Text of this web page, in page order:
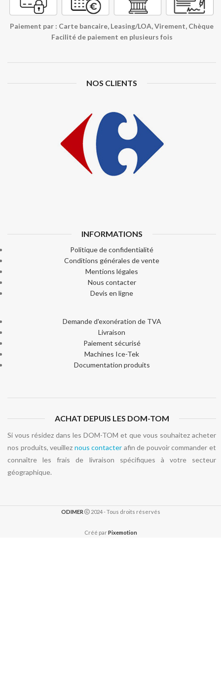
Paiement par : Carte bancaire, Leasing/LOA, Virement, Chèque
Facilité de paiement en plusieurs fois
NOS CLIENTS
INFORMATIONS
Politique de confidentialité
Conditions générales de vente
Mentions légales
Nous contacter
Devis en ligne
Demande d'exonération de TVA
Livraison
Paiement sécurisé
Machines Ice-Tek
Documentation produits
ACHAT DEPUIS LES DOM-TOM
Si vous résidez dans les DOM-TOM et que vous souhaitez acheter
nos produits, veuillez nous contacter afin de pouvoir commander et
connaître les frais de livraison spécifiques à votre secteur
géographique.
ODIMER 2024 - Tous droits réservés
Créé parPixemotion